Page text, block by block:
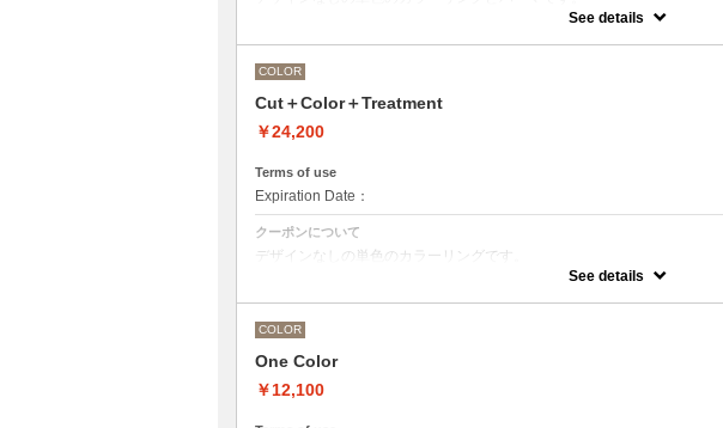
終受付時間が変わるため、別途メニューがございますのでそちらの選択
●カラーリングは髪の長さにより別途ロング料金を頂戴いたします。
M ¥＋1100 L¥＋1650 LL¥＋2200
See details
COLOR
Cut＋Color＋Treatment
￥24,200
Terms of use
Expiration Date：
クーポンについて
デザインなしの単色のカラーリングです。
トリートメントは髪質の合わせてご提案させていただいておりますので
●髪の長さにより別途ロング料金を頂戴いたします。
M ¥＋1100 L¥＋1650 LL¥＋2200
さい。
See details
COLOR
One Color
￥12,100